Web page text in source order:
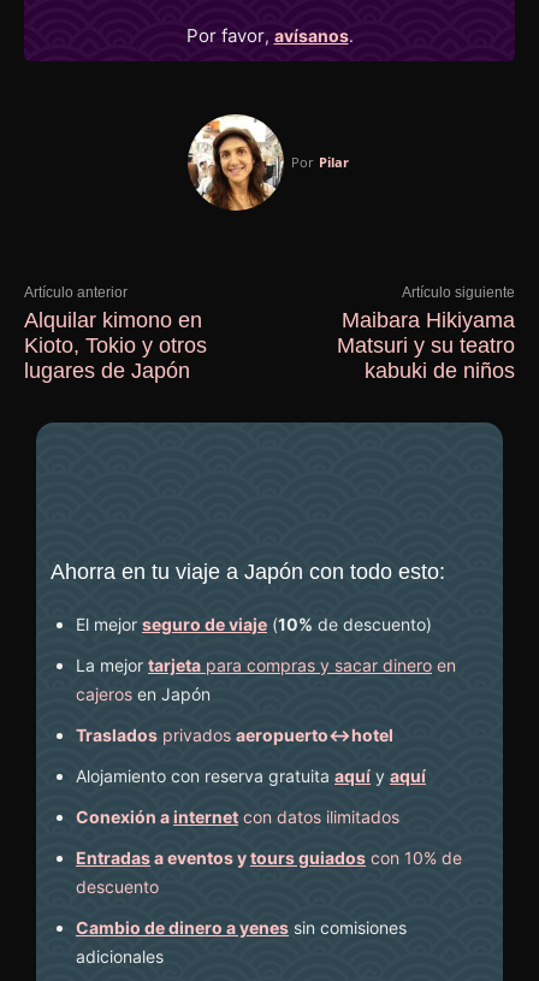
Por favor, avísanos.
Por Pilar
Artículo anterior
Alquilar kimono en
Kioto, Tokio y otros
lugares de Japón
Artículo siguiente
Maibara Hikiyama
Matsuri y su teatro
kabuki de niños
Ahorra en tu viaje a Japón con todo esto:
El mejor seguro de viaje (10% de descuento)
La mejor tarjeta para compras y sacar dinero en
cajeros en Japón
Traslados privados aeropuerto↔hotel
Alojamiento con reserva gratuita aquí y aquí
Conexión ainternet con datos ilimitados
Entradasa eventos ytours guiados con 10% de
descuento
Cambio de dinero a yenes sin comisiones
adicionales